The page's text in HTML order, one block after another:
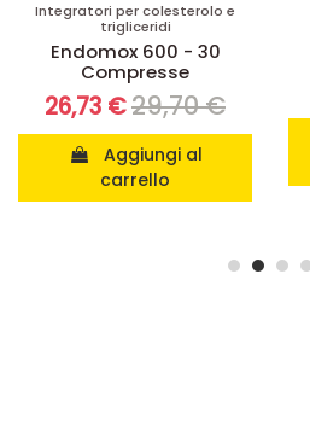
Integratori per colesterolo e
trigliceridi
Endomox 600 - 30
Compresse
26,73 €29,70 €
carrello